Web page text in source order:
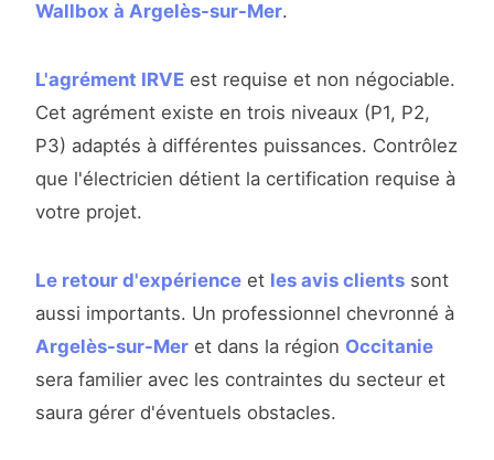
Wallbox à Argelès-sur-Mer.
L'agrément IRVE est requise et non négociable.
Cet agrément existe en trois niveaux (P1, P2,
P3) adaptés à différentes puissances. Contrôlez
que l'électricien détient la certification requise à
votre projet.
Le retour d'expérience et les avis clients sont
aussi importants. Un professionnel chevronné à
Argelès-sur-Mer et dans la région Occitanie
sera familier avec les contraintes du secteur et
saura gérer d'éventuels obstacles.